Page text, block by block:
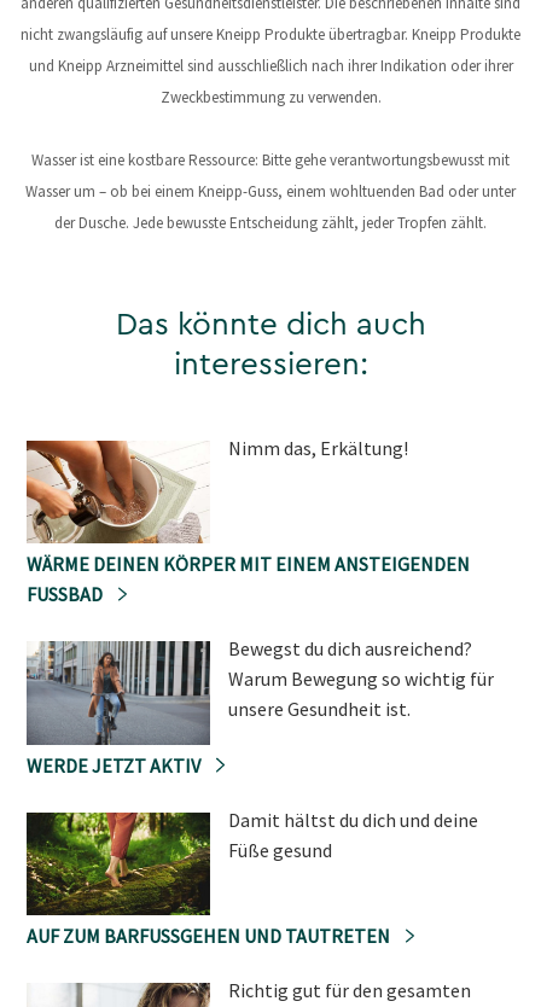
nicht zwangsläufig auf unsere Kneipp Produkte übertragbar. Kneipp Produkte
und Kneipp Arzneimittel sind ausschließlich nach ihrer Indikation oder ihrer
Zweckbestimmung zu verwenden.
Wasser ist eine kostbare Ressource: Bitte gehe verantwortungsbewusst mit
Wasser um – ob bei einem Kneipp-Guss, einem wohltuenden Bad oder unter
der Dusche. Jede bewusste Entscheidung zählt, jeder Tropfen zählt.
Das könnte dich auch
interessieren:
Nimm das, Erkältung!
WÄRME DEINEN KÖRPER MIT EINEM ANSTEIGENDEN
FUSSBAD
Bewegst du dich ausreichend?
Warum Bewegung so wichtig für
unsere Gesundheit ist.
WERDE JETZT AKTIV
Damit hältst du dich und deine
Füße gesund
AUF ZUM BARFUSSGEHEN UND TAUTRETEN
Richtig gut für den gesamten